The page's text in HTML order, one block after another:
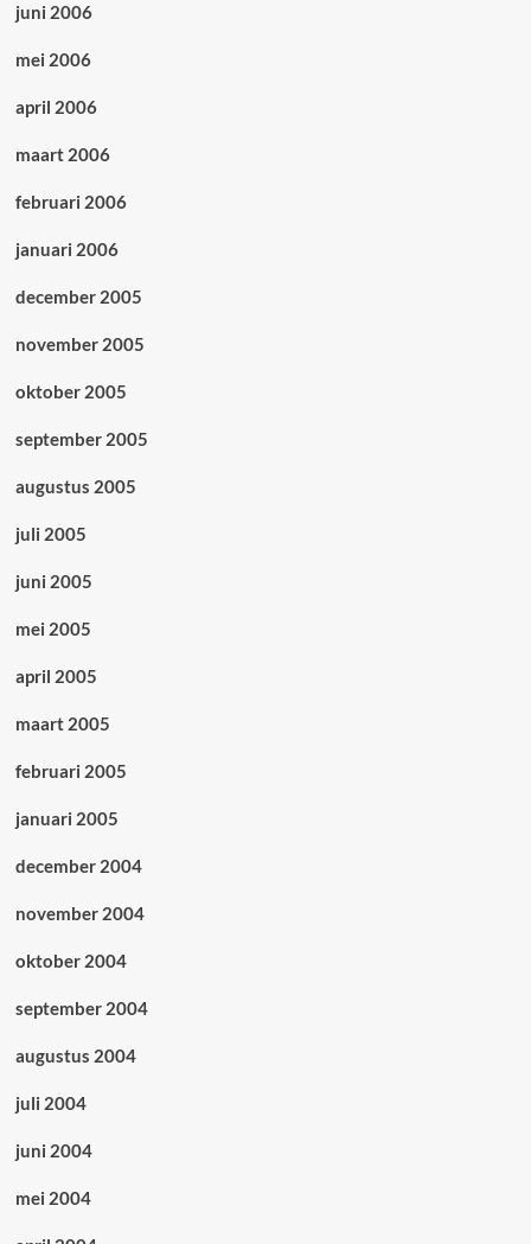
juni 2006
mei 2006
april 2006
maart 2006
februari 2006
januari 2006
december 2005
november 2005
oktober 2005
september 2005
augustus 2005
juli 2005
juni 2005
mei 2005
april 2005
maart 2005
februari 2005
januari 2005
december 2004
november 2004
oktober 2004
september 2004
augustus 2004
juli 2004
juni 2004
mei 2004